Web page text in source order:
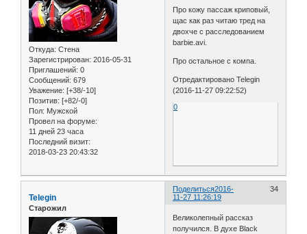
Откуда: Стена
Зарегистрирован: 2016-05-31
Приглашений: 0
Сообщений: 679
Уважение: [+38/-10]
Позитив: [+82/-0]
Пол: Мужской
Провел на форуме:
11 дней 23 часа
Последний визит:
2018-03-23 20:43:32
Про кожу пассаж криповый,
щас как раз читаю тред на
двохче с расследованием
barbie.avi.
Про остальное с компа.
Отредактировано Telegin
(2016-11-27 09:22:52)
0
Поделиться 34
2016-
11-27 11:26:19
Telegin
Старожил
Великолепный рассказ
получился. В духе Black